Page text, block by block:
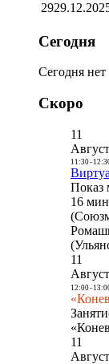
29
Сегодня
Сегодня
Скоро
11
11:30-
Показ
16
11
12:00-
11